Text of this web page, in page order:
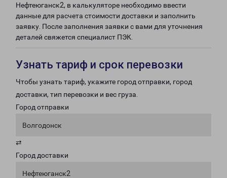
Нефтеюганск2, в калькуляторе необходимо ввести
данные для расчета стоимости доставки и заполнить
заявку. После заполнения заявки с вами для уточнения
деталей свяжется специалист ПЭК.
Узнать тариф и срок перевозки
Чтобы узнать тариф, укажите город отправки, город
доставки, тип перевозки и вес груза.
Город отправки
Волгодонск
⇄
Город доставки
Нефтеюганск2